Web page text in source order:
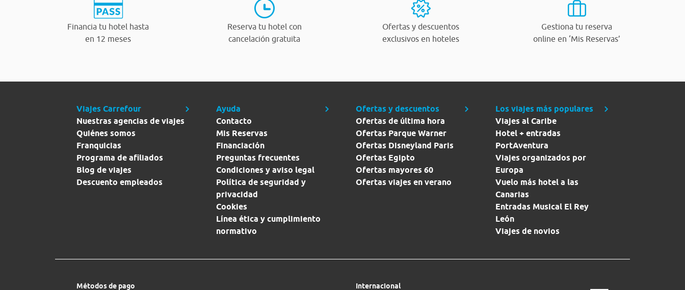
Financia tu hotel hasta
en 12 meses
Reserva tu hotel con
cancelación gratuita
Ofertas y descuentos
exclusivos en hoteles
Gestiona tu reserva
online en ‘Mis Reservas’
Viajes Carrefour
Nuestras agencias de viajes
Quiénes somos
Franquicias
Programa de afiliados
Blog de viajes
Descuento empleados
Ayuda
Contacto
Mis Reservas
Financiación
Preguntas frecuentes
Condiciones y aviso legal
Política de seguridad y
privacidad
Cookies
Línea ética y cumplimiento
normativo
Ofertas y descuentos
Ofertas de última hora
Ofertas Parque Warner
Ofertas Disneyland Paris
Ofertas Egipto
Ofertas mayores 60
Ofertas viajes en verano
Los viajes más populares
Viajes al Caribe
Hotel + entradas
PortAventura
Viajes organizados por
Europa
Vuelo más hotel a las
Canarias
Entradas Musical El Rey
León
Viajes de novios
Métodos de pago Internacional